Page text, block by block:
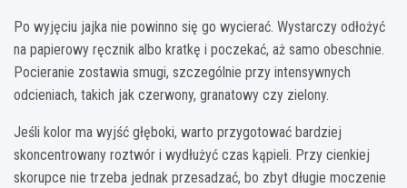
Po wyjęciu jajka nie powinno się go wycierać. Wystarczy odłożyć
na papierowy ręcznik albo kratkę i poczekać, aż samo obeschnie.
Pocieranie zostawia smugi, szczególnie przy intensywnych
odcieniach, takich jak czerwony, granatowy czy zielony.
Jeśli kolor ma wyjść głęboki, warto przygotować bardziej
skoncentrowany roztwór i wydłużyć czas kąpieli. Przy cienkiej
skorupce nie trzeba jednak przesadzać, bo zbyt długie moczenie